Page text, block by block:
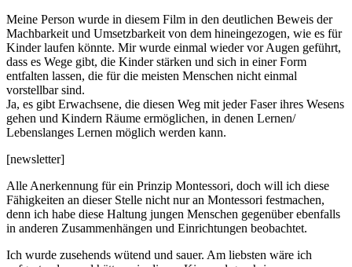
Meine Person wurde in diesem Film in den deutlichen Beweis der
Machbarkeit und Umsetzbarkeit von dem hineingezogen, wie es für
Kinder laufen könnte. Mir wurde einmal wieder vor Augen geführt,
dass es Wege gibt, die Kinder stärken und sich in einer Form
entfalten lassen, die für die meisten Menschen nicht einmal
vorstellbar sind.
Ja, es gibt Erwachsene, die diesen Weg mit jeder Faser ihres Wesens
gehen und Kindern Räume ermöglichen, in denen Lernen/
Lebenslanges Lernen möglich werden kann.
[newsletter]
Alle Anerkennung für ein Prinzip Montessori, doch will ich diese
Fähigkeiten an dieser Stelle nicht nur an Montessori festmachen,
denn ich habe diese Haltung jungen Menschen gegenüber ebenfalls
in anderen Zusammenhängen und Einrichtungen beobachtet.
Ich wurde zusehends wütend und sauer. Am liebsten wäre ich